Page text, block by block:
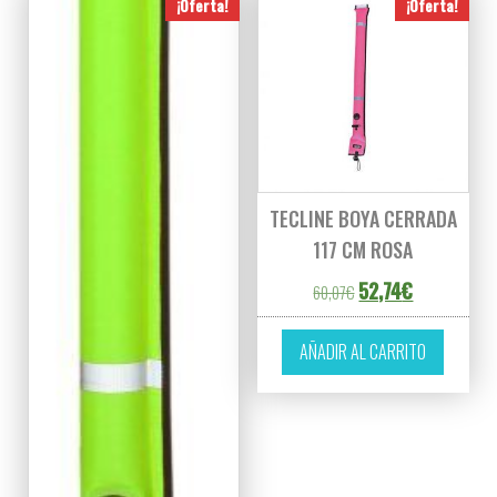
¡Oferta! ¡Oferta!
TECLINE BOYA CERRADA
117 CM ROSA
60,07€ El precio original
52,74€El precio
AÑADIR AL CARRITO